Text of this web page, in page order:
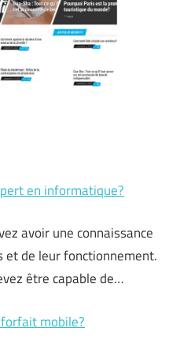
en informatique?
avoir une connaissance
et de leur fonctionnement.
être capable de…
mobile?